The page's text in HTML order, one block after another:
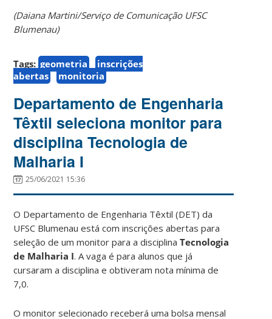
(Daiana Martini/Serviço de Comunicação UFSC
Blumenau)
Tags: geometria
inscrições
abertas
monitoria
Departamento de Engenharia
Têxtil seleciona monitor para
disciplina Tecnologia de
Malharia I
25/06/2021 15:36
O Departamento de Engenharia Têxtil (DET) da
UFSC Blumenau está com inscrições abertas para
seleção de um monitor para a disciplinaTecnologia
de Malharia I. A vaga é para alunos que já
cursaram a disciplina e obtiveram nota mínima de
7,0.
O monitor selecionado receberá uma bolsa mensal